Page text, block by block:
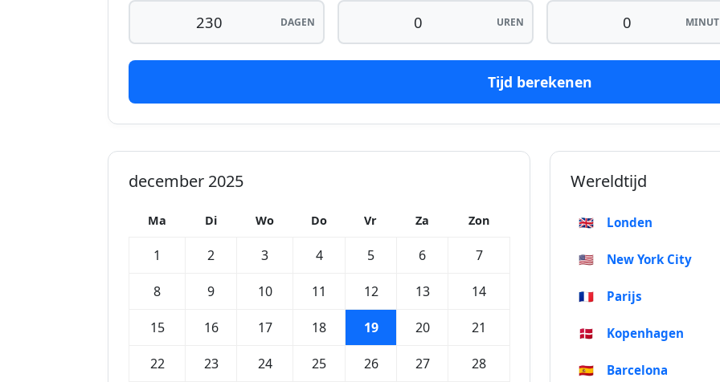
DAGEN UREN
Tijd berekenen
december 2025
Ma Di Wo Do Vr Za Zon
1 2 3 4 5 6 7
8 9 10 11 12 13 14
15 16 17 18 19 20 21
22 23 24 25 26 27 28
Wereldtijd
🇬🇧 Londen
🇺🇸 New York City
🇫🇷 Parijs
🇩🇰 Kopenhagen
🇪🇸 Barcelona